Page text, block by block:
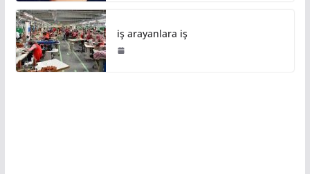
iş arayanlara iş